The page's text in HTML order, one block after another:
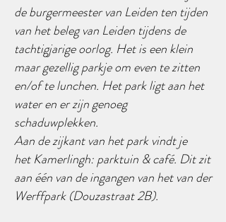
de burgermeester van Leiden ten tijden
van het beleg van Leiden tijdens de
tachtigjarige oorlog. Het is een klein
maar gezellig parkje om even te zitten
en/of te lunchen. Het park ligt aan het
water en er zijn genoeg
schaduwplekken.
Aan de zijkant van het park vindt je
het Kamerlingh: parktuin & café. Dit zit
aan één van de ingangen van het van der
Werffpark (Douzastraat 2B).